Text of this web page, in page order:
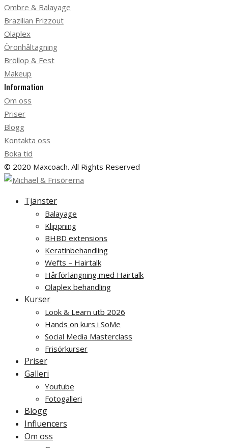
Ombre & Balayage
Brazilian Frizzout
Olaplex
Öronhåltagning
Bröllop & Fest
Makeup
Information
Om oss
Priser
Blogg
Kontakta oss
Boka tid
© 2020 Maxcoach. All Rights Reserved
Tjänster
Balayage
Klippning
BHBD extensions
Keratinbehandling
Wefts – Hairtalk
Hårförlängning med Hairtalk
Olaplex behandling
Kurser
Look & Learn utb 2026
Hands on kurs i SoMe
Social Media Masterclass
Frisörkurser
Priser
Galleri
Youtube
Fotogalleri
Blogg
Influencers
Om oss